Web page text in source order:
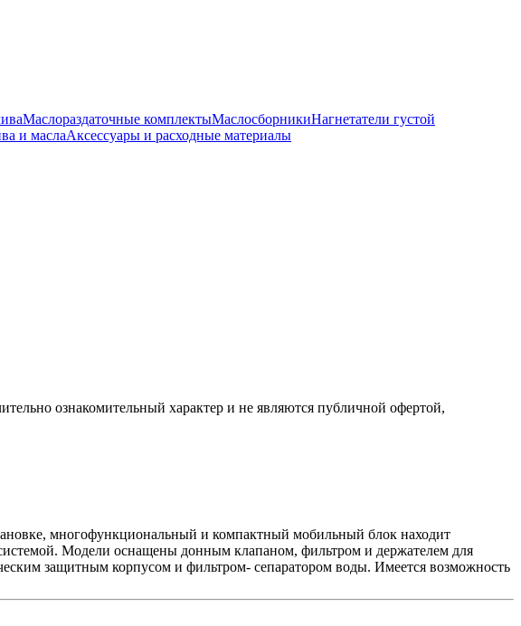
Маслораздаточные комплектыМаслосборникиНагнетатели густой
и маслаАксессуары и расходные материалы
ознакомительный характер и не являются публичной офертой,
многофункциональный и компактный мобильный блок находит
Модели оснащены донным клапаном, фильтром и держателем для
защитным корпусом и фильтром- сепаратором воды. Имеется возможность